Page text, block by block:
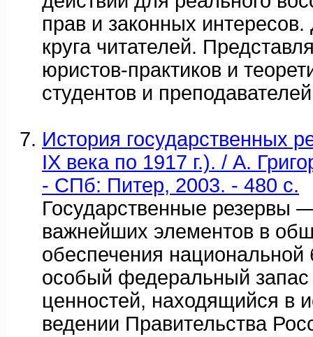
прав и законных
круга читателей.
юристов-практиков и
студентов и
История государственных
IX века по 1917 г.). / А.
- СПб: Питер, 2003. - 480 с.
Государственные резервы
важнейших элементов в
обеспечения национальной
особый федеральный
ценностей, находящийся в
ведении Правительства